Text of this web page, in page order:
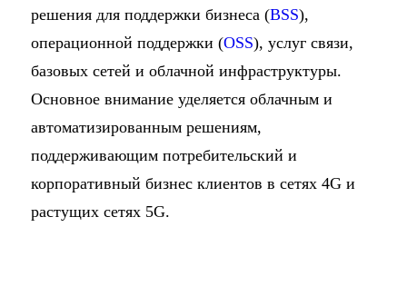
решения для поддержки бизнеса (BSS),
операционной поддержки (OSS), услуг связи,
базовых сетей и облачной инфраструктуры.
Основное внимание уделяется облачным и
автоматизированным решениям,
поддерживающим потребительский и
корпоративный бизнес клиентов в сетях 4G и
растущих сетях 5G.